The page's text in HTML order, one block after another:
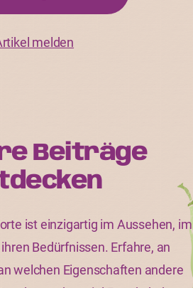
melden
Beiträge
ist einzigartig im Aussehen, im
Bedürfnissen. Erfahre, an
welchen Eigenschaften andere